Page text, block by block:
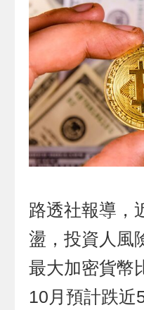
路透社報導，
盪，投資人風
最大加密貨幣
10月預計跌近